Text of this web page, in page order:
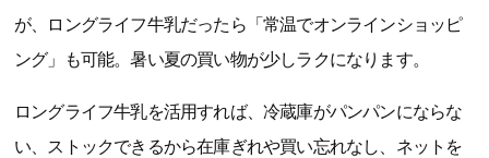
が、ロングライフ牛乳だったら「常温でオンラインショッピ
ング」も可能。暑い夏の買い物が少しラクになります。
ロングライフ牛乳を活用すれば、冷蔵庫がパンパンにならな
い、ストックできるから在庫ぎれや買い忘れなし、ネットを